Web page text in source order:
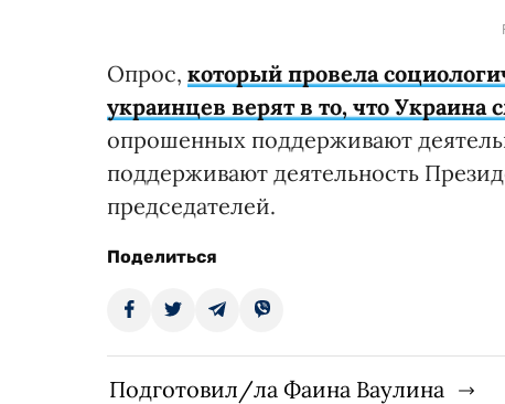
Опрос, который провела
украинцев верят в то, что Украина
опрошенных поддерживают
поддерживают деятельность
председателей.
Поделиться
Подготовил/ла Фаина Ваулина